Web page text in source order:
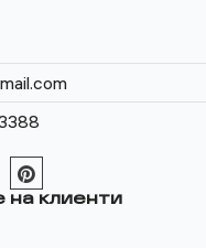
на клиенти